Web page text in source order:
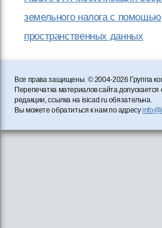
земельного налога с помощью
пространственных данных
Все права защищены. © 2004-2026 Группа
Перепечатка материалов сайта допускается
редакции, ссылка на isicad.ru обязательна.
Вы можете обратиться к нам по адресу